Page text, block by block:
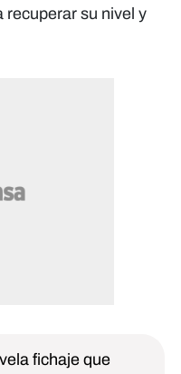
recuperar su nivel y
fichaje que